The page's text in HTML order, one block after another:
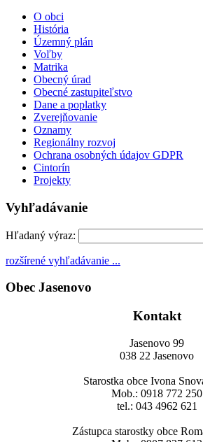
O obci
História
Územný plán
Voľby
Matrika
Obecný úrad
Obecné zastupiteľstvo
Dane a poplatky
Zverejňovanie
Oznamy
Regionálny rozvoj
Ochrana osobných údajov GDPR
Cintorín
Projekty
Vyhľadávanie
Hľadaný výraz:
rozšírené vyhľadávanie ...
Obec Jasenovo
Kontakt
Jasenovo 99
038 22 Jasenovo
Starostka obce Ivona
Mob.: 0918 772 250
tel.: 043 4962 621
Zástupca starostky obce